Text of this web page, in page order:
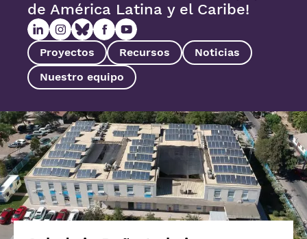
de América Latina y el Caribe!
Proyectos Recursos
Noticias
Nuestro equipo
Imagen